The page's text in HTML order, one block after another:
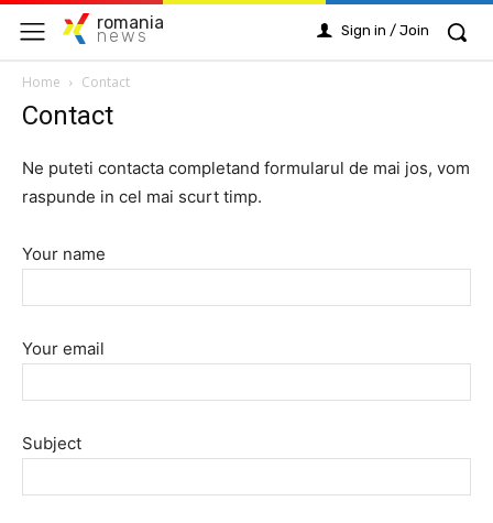
romania
news Sign in / Join
Home Contact
Contact
Ne puteti contacta completand formularul de mai jos, vom
raspunde in cel mai scurt timp.
Your name
Your email
Subject